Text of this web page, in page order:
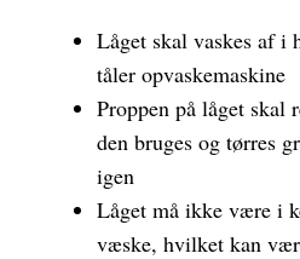
Låget skal vaskes af i
tåler opvaskemaskine
Proppen på låget skal
den bruges og tørres
igen
Låget må ikke være i
væske, hvilket kan